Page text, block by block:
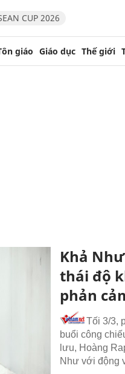
CUP 2026
giáo Giáo dục Thế giới
Khả
thái độ
phản
Tối 3/3,
buổi công
lưu, Hoàng
Như với động